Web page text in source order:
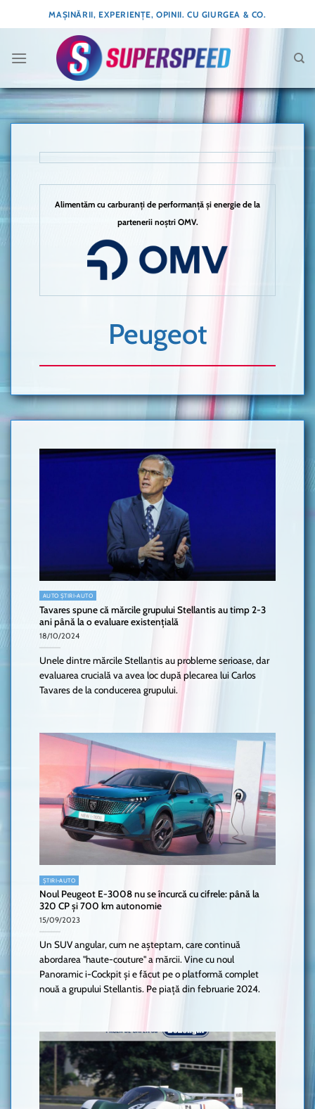
to
MAȘINĂRII, EXPERIENȚE, OPINII. CU GIURGEA & CO.
Alimentăm cu carburanți de performanță și energie de la
partenerii noștri OMV.
Peugeot
AUTO ȘTIRI-AUTO
Tavares spune că mărcile grupului Stellantis au timp 2-3
ani până la o evaluare existențială
18/10/2024
Unele dintre mărcile Stellantis au probleme serioase, dar
evaluarea crucială va avea loc după plecarea lui Carlos
Tavares de la conducerea grupului.
ȘTIRI-AUTO
Noul Peugeot E-3008 nu se încurcă cu cifrele: până la
320 CP și 700 km autonomie
15/09/2023
Un SUV angular, cum ne așteptam, care continuă
abordarea "haute-couture" a mărcii. Vine cu noul
Panoramic i-Cockpit și e făcut pe o platformă complet
nouă a grupului Stellantis. Pe piață din februarie 2024.